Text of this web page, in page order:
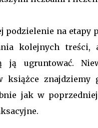
podzielenie na etapy
kolejnych treści,
ją ugruntować.
znajdziemy
jak w